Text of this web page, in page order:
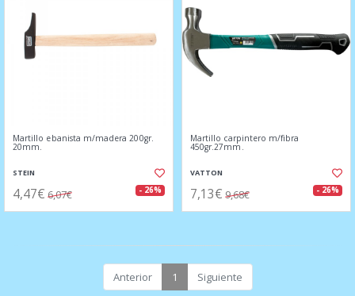
Martillo ebanista m/madera 200gr.
20mm.
STEIN
4,47€ 6,07€ - 26%
Martillo carpintero m/fibra
450gr.27mm.
VATTON
7,13€ 9,68€ - 26%
Anterior 1 Siguiente